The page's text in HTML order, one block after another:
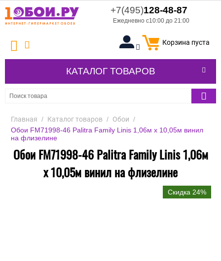
+7(495)128-48-87
Ежедневно с10:00 до 21:00
Корзина пуста
КАТАЛОГ ТОВАРОВ
Главная / Каталог товаров / Обои /
Обои FM71998-46 Palitra Family Linis 1,06м х 10,05м винил
на флизелине
Обои FM71998-46 Palitra Family Linis 1,06м
х 10,05м винил на флизелине
Скидка 24%